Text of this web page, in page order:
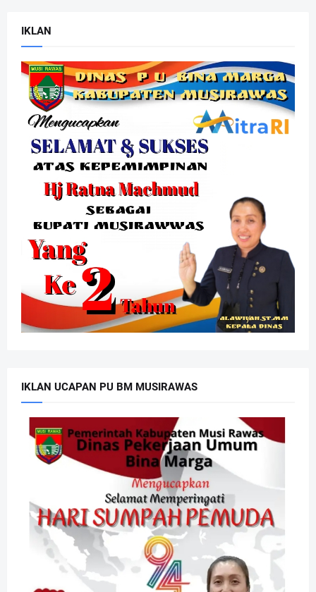
IKLAN
IKLAN UCAPAN PU BM MUSIRAWAS